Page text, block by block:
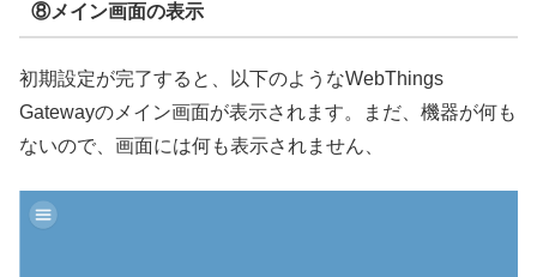
⑧メイン画面の表示
初期設定が完了すると、以下のようなWebThings
Gatewayのメイン画面が表示されます。まだ、機器が何も
ないので、画面には何も表示されません、